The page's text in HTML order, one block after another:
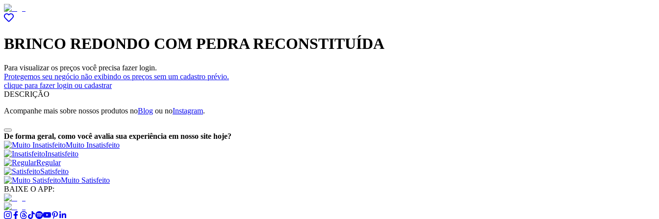
BRINCO REDONDO COM PEDRA RECONSTITUÍDA
Para visualizar os preços você precisa fazer login.
Protegemos seu negócio não exibindo os preços sem um cadastro prévio.
clique para fazer login ou cadastrar
DESCRIÇÃO
Acompanhe mais sobre nossos produtos noBlog ou noInstagram.
De forma geral, como você avalia sua experiência em nosso site hoje?
Muito Insatisfeito
Insatisfeito
Regular
Satisfeito
Muito Satisfeito
BAIXE O APP: